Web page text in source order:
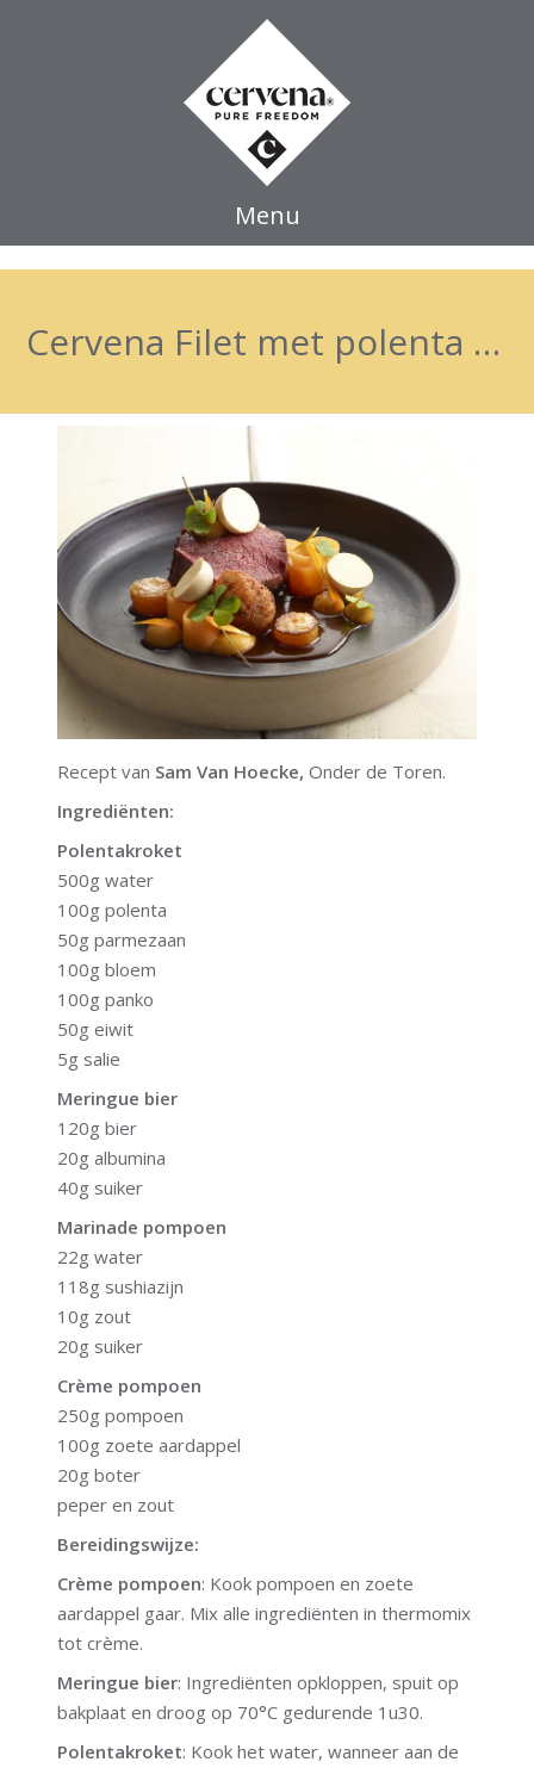
Menu
Cervena Filet met polenta en straffe Hendrik
Recept van Sam Van Hoecke, Onder de Toren.
Ingrediënten:
Polentakroket
500g water
100g polenta
50g parmezaan
100g bloem
100g panko
50g eiwit
5g salie
Meringue bier
120g bier
20g albumina
40g suiker
Marinade pompoen
22g water
118g sushiazijn
10g zout
20g suiker
Crème pompoen
250g pompoen
100g zoete aardappel
20g boter
peper en zout
Bereidingswijze:
Crème pompoen: Kook pompoen en zoete
aardappel gaar. Mix alle ingrediënten in thermomix
tot crème.
Meringue bier: Ingrediënten opkloppen, spuit op
bakplaat en droog op 70°C gedurende 1u30.
Polentakroket: Kook het water, wanneer aan de